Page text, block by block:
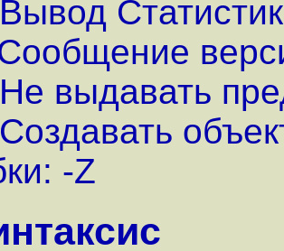
выдавать
-Z